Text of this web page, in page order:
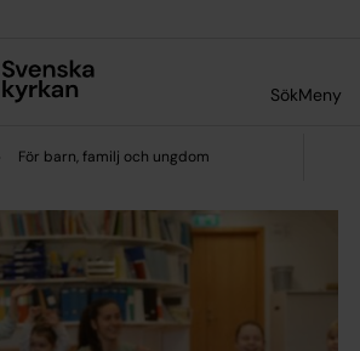
SökMeny
För barn, familj och ungdom